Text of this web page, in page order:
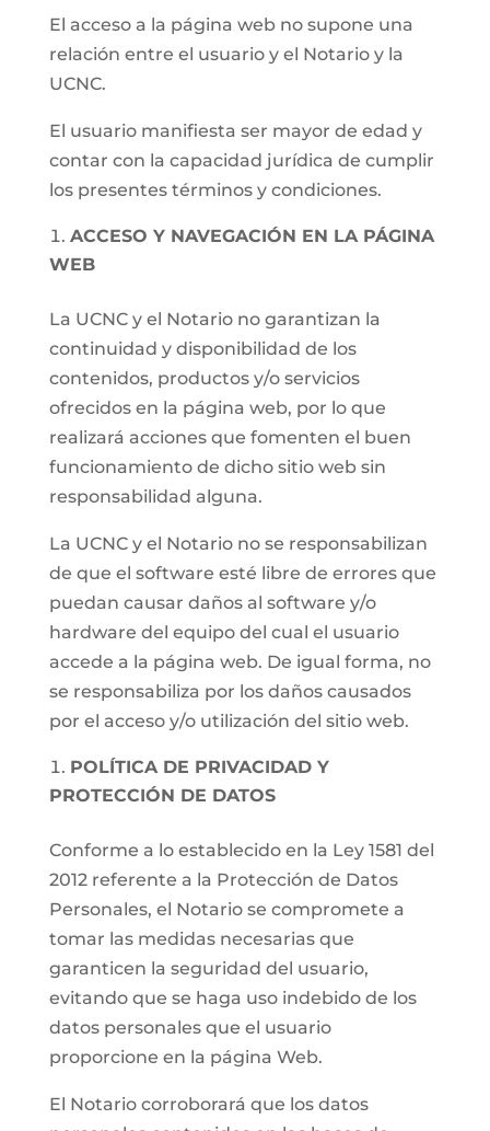
El acceso a la página web no supone una
relación entre el usuario y el Notario y la
UCNC.
El usuario manifiesta ser mayor de edad y
contar con la capacidad jurídica de cumplir
los presentes términos y condiciones.
ACCESO Y NAVEGACIÓN EN LA PÁGINA
WEB
La UCNC y el Notario no garantizan la
continuidad y disponibilidad de los
contenidos, productos y/o servicios
ofrecidos en la página web, por lo que
realizará acciones que fomenten el buen
funcionamiento de dicho sitio web sin
responsabilidad alguna.
La UCNC y el Notario no se responsabilizan
de que el software esté libre de errores que
puedan causar daños al software y/o
hardware del equipo del cual el usuario
accede a la página web. De igual forma, no
se responsabiliza por los daños causados
por el acceso y/o utilización del sitio web.
POLÍTICA DE PRIVACIDAD Y
PROTECCIÓN DE DATOS
Conforme a lo establecido en la Ley 1581 del
2012 referente a la Protección de Datos
Personales, el Notario se compromete a
tomar las medidas necesarias que
garanticen la seguridad del usuario,
evitando que se haga uso indebido de los
datos personales que el usuario
proporcione en la página Web.
El Notario corroborará que los datos